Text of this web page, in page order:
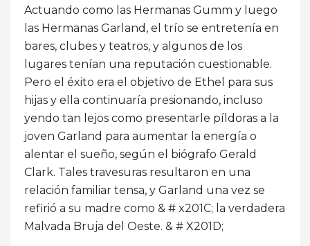
Actuando como las Hermanas Gumm y luego
las Hermanas Garland, el trío se entretenía en
bares, clubes y teatros, y algunos de los
lugares tenían una reputación cuestionable.
Pero el éxito era el objetivo de Ethel para sus
hijas y ella continuaría presionando, incluso
yendo tan lejos como presentarle píldoras a la
joven Garland para aumentar la energía o
alentar el sueño, según el biógrafo Gerald
Clark. Tales travesuras resultaron en una
relación familiar tensa, y Garland una vez se
refirió a su madre como & # x201C; la verdadera
Malvada Bruja del Oeste. & # X201D;